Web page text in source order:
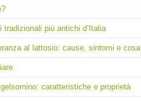
tradizionali più antichi d’Italia
al lattosio: cause, sintomi e cosa
caratteristiche e proprietà